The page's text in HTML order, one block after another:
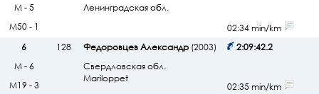
Ленинградская обл.
М - 5
М50 - 1
02:34 min/km
6
128 Федоровцев Александр(2003)
Свердловская обл.
Mariloppet
2:09:42.2
М - 6
М19 - 3
02:35 min/km